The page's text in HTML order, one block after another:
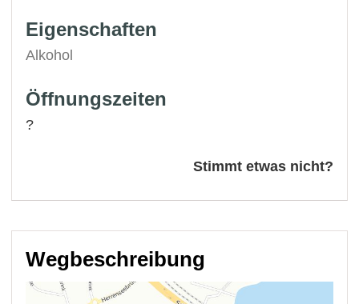
Eigenschaften
Alkohol
Öffnungszeiten
?
Stimmt etwas nicht?
Wegbeschreibung